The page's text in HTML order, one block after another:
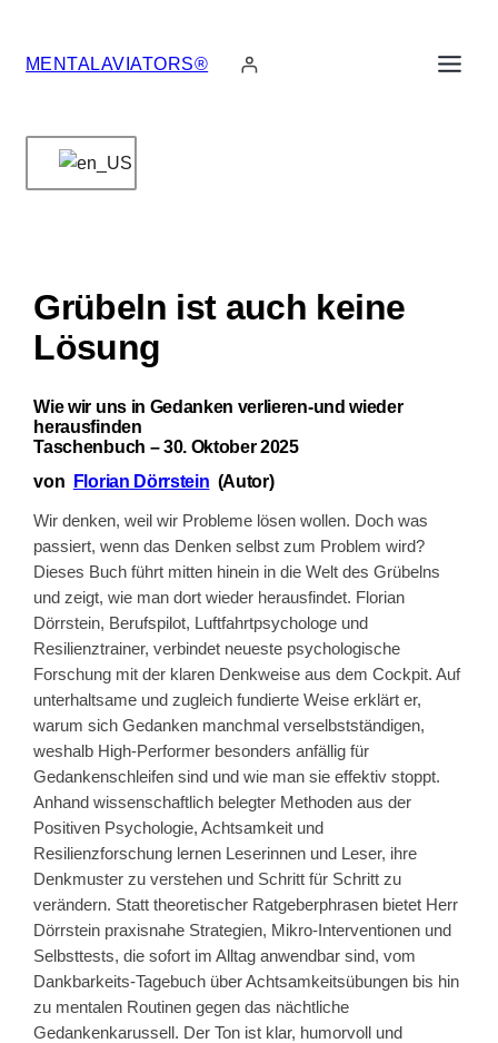
content
MENTALAVIATORS®
Grübeln ist auch keine
Lösung
Wie wir uns in Gedanken verlieren-und wieder
herausfinden
Taschenbuch – 30. Oktober 2025
von
Florian Dörrstein (Autor)
Wir denken, weil wir Probleme lösen wollen. Doch was
passiert, wenn das Denken selbst zum Problem wird?
Dieses Buch führt mitten hinein in die Welt des Grübelns
und zeigt, wie man dort wieder herausfindet. Florian
Dörrstein, Berufspilot, Luftfahrtpsychologe und
Resilienztrainer, verbindet neueste psychologische
Forschung mit der klaren Denkweise aus dem Cockpit. Auf
unterhaltsame und zugleich fundierte Weise erklärt er,
warum sich Gedanken manchmal verselbstständigen,
weshalb High-Performer besonders anfällig für
Gedankenschleifen sind und wie man sie effektiv stoppt.
Anhand wissenschaftlich belegter Methoden aus der
Positiven Psychologie, Achtsamkeit und
Resilienzforschung lernen Leserinnen und Leser, ihre
Denkmuster zu verstehen und Schritt für Schritt zu
verändern. Statt theoretischer Ratgeberphrasen bietet Herr
Dörrstein praxisnahe Strategien, Mikro-Interventionen und
Selbsttests, die sofort im Alltag anwendbar sind, vom
Dankbarkeits-Tagebuch über Achtsamkeitsübungen bis hin
zu mentalen Routinen gegen das nächtliche
Gedankenkarussell. Der Ton ist klar, humorvoll und